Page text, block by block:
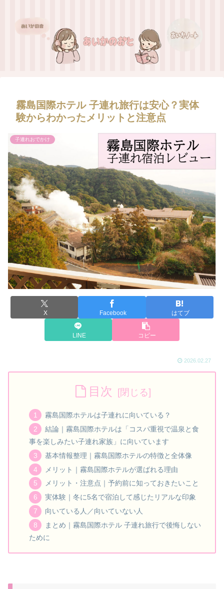
霧島国際ホテル 子連れ旅行は安心？実体
験からわかったメリットと注意点
子連れおでかけ
X Facebook はてブ
LINE コピー
2026.02.27
目次
霧島国際ホテルは子連れに向いている？
結論｜霧島国際ホテルは「コスパ重視で温泉と食
事を楽しみたい子連れ家族」に向いています
基本情報整理｜霧島国際ホテルの特徴と全体像
メリット｜霧島国際ホテルが選ばれる理由
メリット・注意点｜予約前に知っておきたいこと
実体験｜冬に5名で宿泊して感じたリアルな印象
向いている人／向いていない人
まとめ｜霧島国際ホテル 子連れ旅行で後悔しない
ために